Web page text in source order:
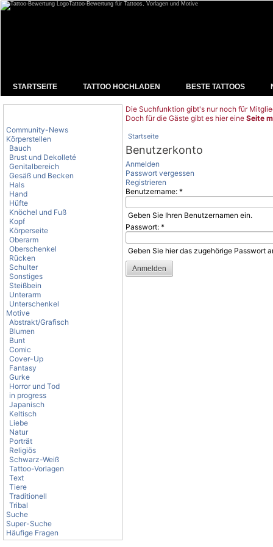
Tattoo-Bewertung für Tattoos, Vorlagen und Motive
STARTSEITE TATTOO HOCHLADEN BESTE TATTOOS
Community-News
Körperstellen
Bauch
Brust und Dekolleté
Genitalbereich
Gesäß und Becken
Hals
Hand
Hüfte
Knöchel und Fuß
Kopf
Körperseite
Oberarm
Oberschenkel
Rücken
Schulter
Sonstiges
Steißbein
Unterarm
Unterschenkel
Motive
Abstrakt/Grafisch
Blumen
Bunt
Comic
Cover-Up
Fantasy
Gurke
Horror und Tod
in progress
Japanisch
Keltisch
Liebe
Natur
Porträt
Religiös
Schwarz-Weiß
Tattoo-Vorlagen
Text
Tiere
Traditionell
Tribal
Suche
Super-Suche
Häufige Fragen
Die Suchfunktion gibt's nur noch für
Doch für die Gäste gibt es hier eine Seite
Startseite
Benutzerkonto
Anmelden
Passwort vergessen
Registrieren
Benutzername: *
Geben Sie Ihren Benutzernamen ein.
Passwort: *
Geben Sie hier das zugehörige Passwort